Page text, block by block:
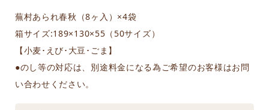
蕪村あられ春秋（8ヶ入）×4袋
箱サイズ:189×130×55（50サイズ）
【小麦･えび･大豆･ごま】
●のし等の対応は、別途料金になる為ご希望のお客様はお問
い合わせください。